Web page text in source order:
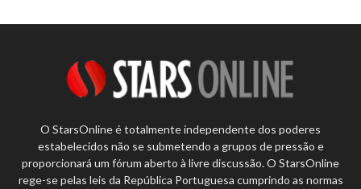
O StarsOnline é totalmente independente dos poderes
estabelecidos não se submetendo a grupos de pressão e
proporcionará um fórum aberto à livre discussão. O StarsOnline
rege-se pelas leis da República Portuguesa cumprindo as normas